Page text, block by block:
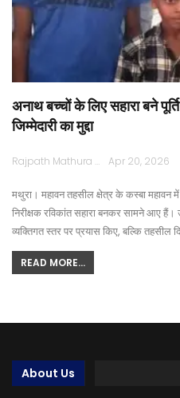
अनाथ बच्चों के लिए सहारा बने
जिम्मेदारी का मुद्दा
Rajpath Mathura Apr 20, 2026
मथुरा। महावन तहसील क्षेत्र के कस्बा महावन
निरीक्षक रविकांत सहारा बनकर सामने आए
व्यक्तिगत स्तर पर प्रयास किए, बल्कि तहसील
READ MORE...
About Us